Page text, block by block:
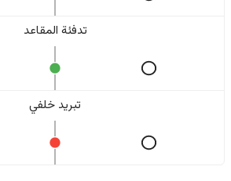
تدفئة المقاعد
تبريد خلفي